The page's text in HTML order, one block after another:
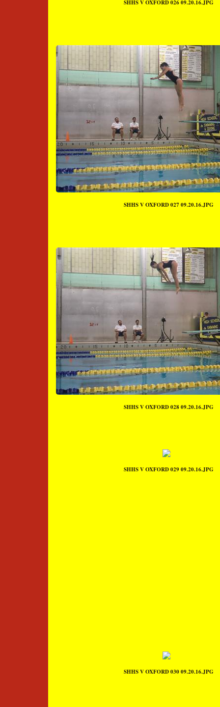
SHHS V OXFORD 026 09.20.16.JPG
SHHS V OXFORD 027 09.20.16.JPG
SHHS V OXFORD 028 09.20.16.JPG
SHHS V OXFORD 029 09.20.16.JPG
SHHS V OXFORD 030 09.20.16.JPG